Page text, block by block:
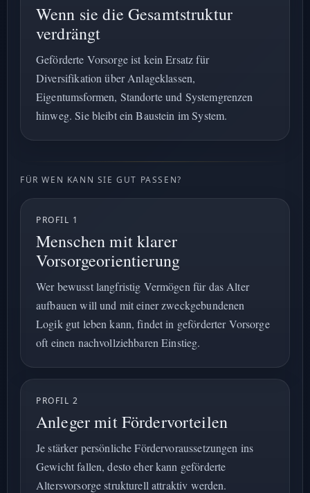
Wenn sie die Gesamtstruktur
verdrängt
Geförderte Vorsorge ist kein Ersatz für
Diversifikation über Anlageklassen,
Eigentumsformen, Standorte und Systemgrenzen
hinweg. Sie bleibt ein Baustein im System.
FÜR WEN KANN SIE GUT PASSEN?
PROFIL 1
Menschen mit klarer
Vorsorgeorientierung
Wer bewusst langfristig Vermögen für das Alter
aufbauen will und mit einer zweckgebundenen
Logik gut leben kann, findet in geförderter Vorsorge
oft einen nachvollziehbaren Einstieg.
PROFIL 2
Anleger mit Fördervorteilen
Je stärker persönliche Fördervoraussetzungen ins
Gewicht fallen, desto eher kann geförderte
Altersvorsorge strukturell attraktiv werden.